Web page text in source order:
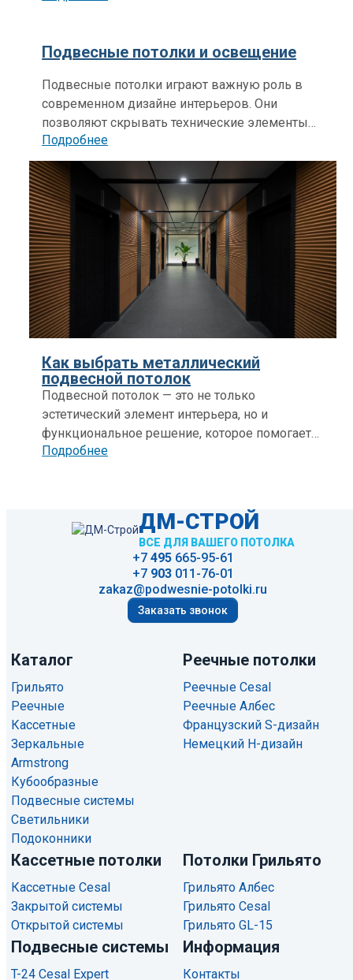
безопасности.
Подвесные потолки и освещение
Подвесные потолки играют важную роль в
современном дизайне интерьеров. Они
позволяют скрывать технические элементы
(проводку, вентиляцию, систему
кондиционирования), улучшать акустику и
эстетически обогащать помещение.
Подробнее
Как выбрать металлический
подвесной потолок
Подвесной потолок — это не только
эстетический элемент интерьера, но и
функциональное решение, которое помогает
скрыть инженерные коммуникации, улучшить
Подробнее
ДМ-СТРОЙ
ВСЕ ДЛЯ ВАШЕГО ПОТОЛКА
+7495 665-95-61
+7903 011-76-01
zakaz@podwesnie-potolki.ru
Заказать звонок
Каталог
Грильято
Реечные
Кассетные
Зеркальные
Armstrong
Кубообразные
Подвесные системы
Светильники
Подоконники
Реечные потолки
Реечные Cesal
Реечные Албес
Французский S-дизайн
Немецкий H-дизайн
Кассетные потолки
Кассетные Cesal
Закрытой системы
Открытой системы
Потолки Грильято
Грильято Албес
Грильято Cesal
Грильято GL-15
Подвесные системы
T-24 Cesal Expert
Информация
Контакты